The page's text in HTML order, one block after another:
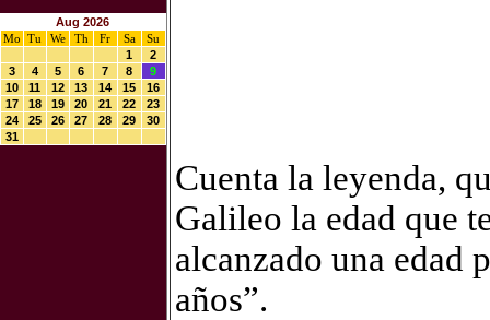
Aug 2026
Mo
Tu We Th Fr Sa
Su
1
2
3
4 5 6 7 8
9
10
11 12 13 14 15
16
17
18 19 20 21 22
23
24
25 26 27 28 29
30
31
Cuenta la leyenda,
Galileo la edad que
alcanzado una
años”.